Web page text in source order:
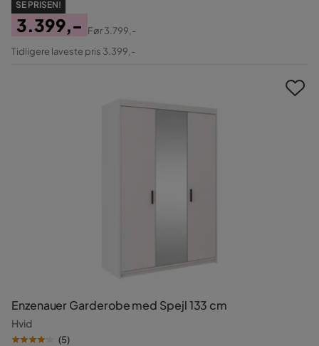
SE PRISEN!
Pris
3.399,-
Original
Før3.799,-
Tidligere laveste pris 3.399,-
Enzenauer Garderobe med Spejl 133 cm
Hvid
(5)